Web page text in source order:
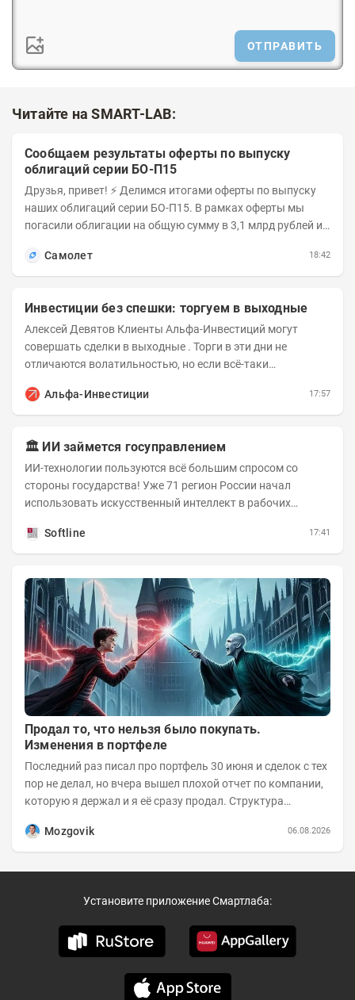
ОТПРАВИТЬ
Читайте на SMART-LAB:
Сообщаем результаты оферты по выпуску
облигаций серии БО-П15
Друзья, привет! ⚡️ Делимся итогами оферты по выпуску
наших облигаций серии БО-П15. В рамках оферты мы
погасили облигации на общую сумму в 3,1 млрд рублей из
Самолет
18:42
Инвестиции без спешки: торгуем в выходные
Алексей Девятов Клиенты Альфа-Инвестиций могут
совершать сделки в выходные . Торги в эти дни не
отличаются волатильностью, но если всё-таки
Альфа-Инвестиции
17:57
🏛️ ИИ займется госуправлением
ИИ-технологии пользуются всё большим спросом со
стороны государства! Уже 71 регион России начал
использовать искусственный интеллект в рабочих
Softline
17:41
Продал то, что нельзя было покупать.
Изменения в портфеле
Последний раз писал про портфель 30 июня и сделок с тех
пор не делал, но вчера вышел плохой отчет по компании,
которую я держал и я её сразу продал. Структура
Mozgovik
06.08.2026
Установите приложение Смартлаба: